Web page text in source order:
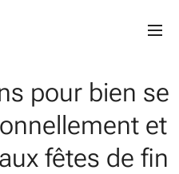
pour bien se
et
fêtes de fin